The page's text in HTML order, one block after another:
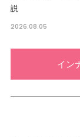
説
2026.08.05
イン